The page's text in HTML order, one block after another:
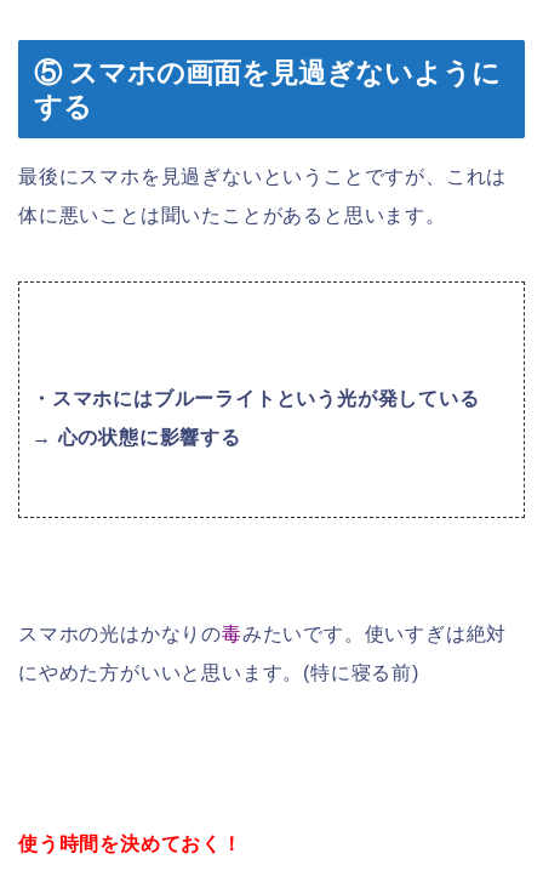
⑤ スマホの画面を見過ぎないように
する
最後にスマホを見過ぎないということですが、これは
体に悪いことは聞いたことがあると思います。
・スマホにはブルーライトという光が発している
→ 心の状態に影響する
スマホの光はかなりの毒みたいです。使いすぎは絶対
にやめた方がいいと思います。(特に寝る前)
使う時間を決めておく！